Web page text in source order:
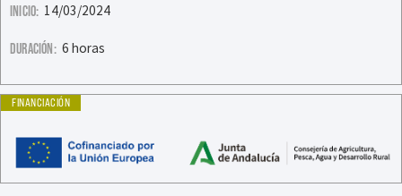
INICIO: 14/03/2024
DURACIÓN: 6 horas
FINANCIACIÓN